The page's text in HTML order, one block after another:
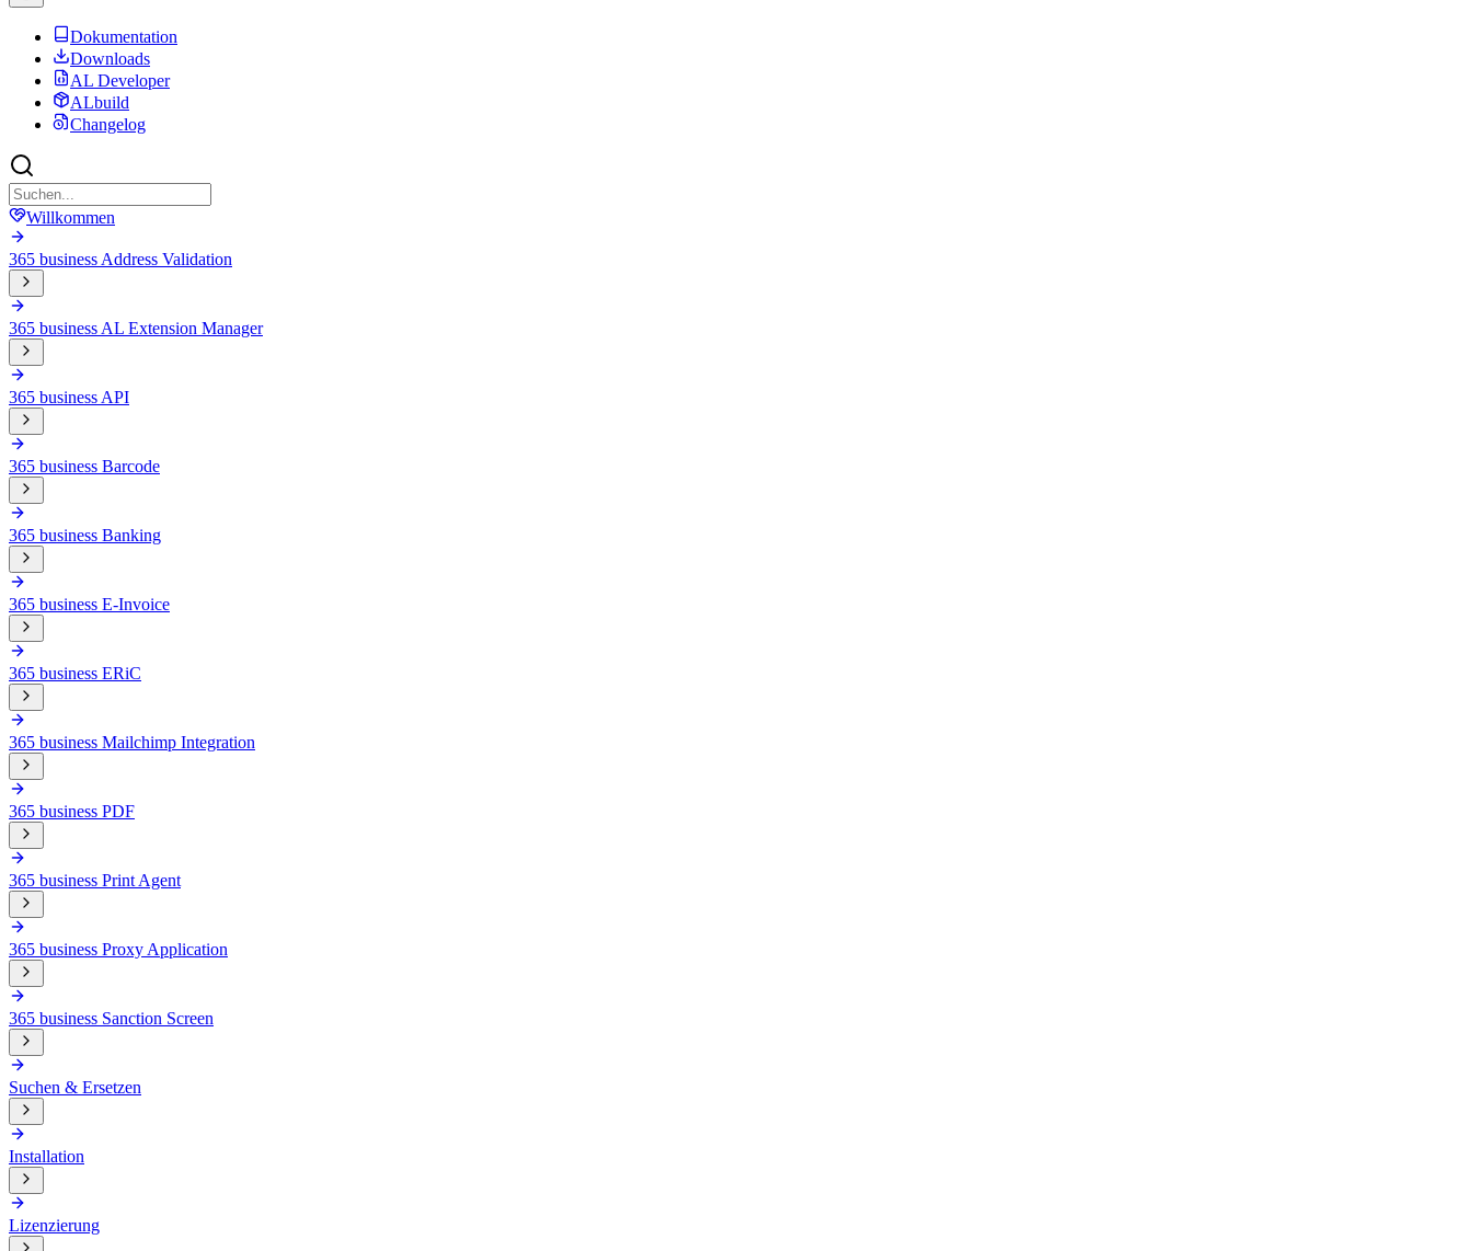
Dokumentation
Downloads
AL Developer
ALbuild
Changelog
Willkommen
365 business Address Validation
365 business AL Extension Manager
365 business API
365 business Barcode
365 business Banking
365 business E-Invoice
365 business ERiC
365 business Mailchimp Integration
365 business PDF
365 business Print Agent
365 business Proxy Application
365 business Sanction Screen
Suchen & Ersetzen
Installation
Lizenzierung